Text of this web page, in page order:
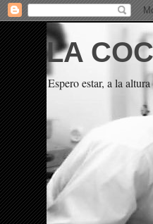
LA
Espero estar, a la altura